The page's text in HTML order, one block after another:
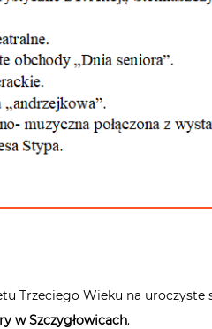
Trzeciego Wieku na
w Szczygłowicach.